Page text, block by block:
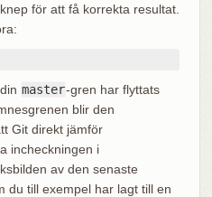
för att få korrekta resultat.
master-gren har flyttats
blir den
Git direkt jämför
incheckningen i
av den senaste
du till exempel har lagt till en